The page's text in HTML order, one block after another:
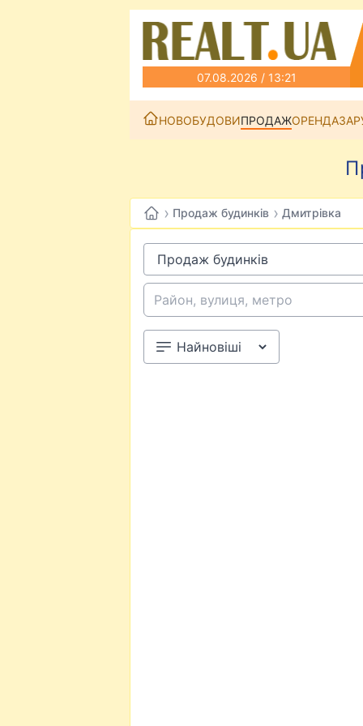
07.08.2026 / 13:21
НОВОБУДОВИПРОДАЖОРЕНДА
› Продаж будинків › Дмитрівка